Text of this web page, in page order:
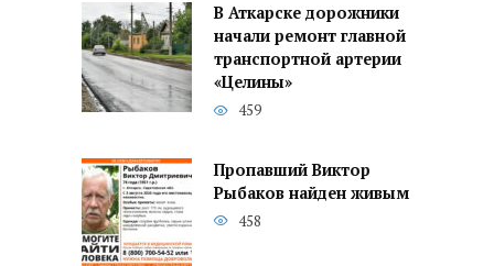
В Аткарске дорожники
начали ремонт главной
транспортной артерии
«Целины»
459
Пропавший Виктор
Рыбаков найден живым
458